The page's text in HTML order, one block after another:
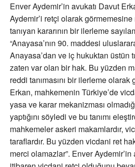
Enver Aydemir’in avukatı Davut
Aydemir’i retçi olarak
tanıyan kararının bir ilerleme
“Anayasa’nın 90. maddesi
Anayasa’dan ve iç hukuktan üstün
zaten var olan bir hak. Bu yüzden
reddi tanımasını bir ilerleme olarak
Erkan, mahkemenin Türkiye’de
yasa ve karar mekanizması
yaptığını söyledi ve bu tanımı
mahkemeler askeri makamlardır,
taraflardır. Bu yüzden vicdani ret
merci olamazlar”. Enver